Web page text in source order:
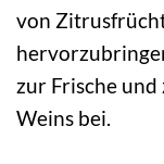
von
zur Frische
Weins bei.